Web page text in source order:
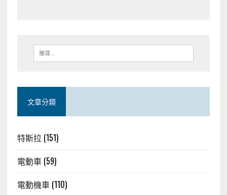
文章分類
特斯拉 (151)
電動車(59)
電動機車(110)